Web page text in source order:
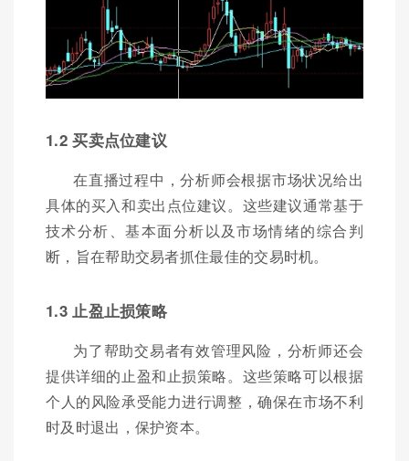
1.2 买卖点位建议
在直播过程中，分析师会根据市场状况给出
具体的买入和卖出点位建议。这些建议通常基于
技术分析、基本面分析以及市场情绪的综合判
断，旨在帮助交易者抓住最佳的交易时机。
1.3 止盈止损策略
为了帮助交易者有效管理风险，分析师还会
提供详细的止盈和止损策略。这些策略可以根据
个人的风险承受能力进行调整，确保在市场不利
时及时退出，保护资本。